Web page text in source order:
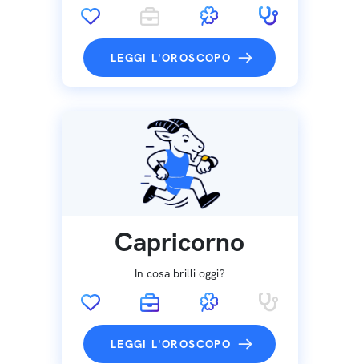
LEGGI L'OROSCOPO
Capricorno
In cosa brilli oggi?
LEGGI L'OROSCOPO